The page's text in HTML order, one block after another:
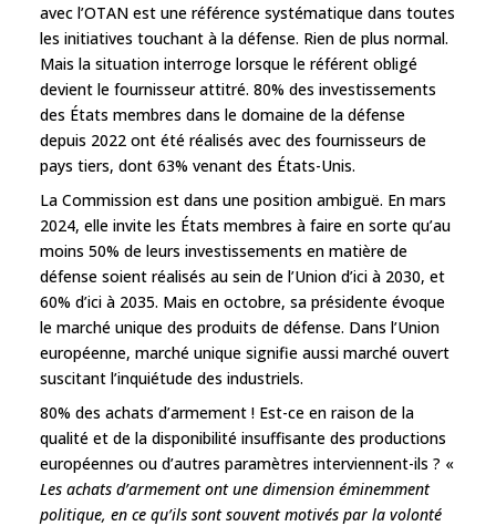
avec l’OTAN est une référence systématique dans toutes
les initiatives touchant à la défense. Rien de plus normal.
Mais la situation interroge lorsque le référent obligé
devient le fournisseur attitré. 80% des investissements
des États membres dans le domaine de la défense
depuis 2022 ont été réalisés avec des fournisseurs de
pays tiers, dont 63% venant des États-Unis.
La Commission est dans une position ambiguë. En mars
2024, elle invite les États membres à faire en sorte qu’au
moins 50% de leurs investissements en matière de
défense soient réalisés au sein de l’Union d’ici à 2030, et
60% d’ici à 2035. Mais en octobre, sa présidente évoque
le marché unique des produits de défense. Dans l’Union
européenne, marché unique signifie aussi marché ouvert
suscitant l’inquiétude des industriels.
80% des achats d’armement ! Est-ce en raison de la
qualité et de la disponibilité insuffisante des productions
européennes ou d’autres paramètres interviennent-ils ? «
Les achats d’armement ont une dimension éminemment
politique, en ce qu’ils sont souvent motivés par la volonté